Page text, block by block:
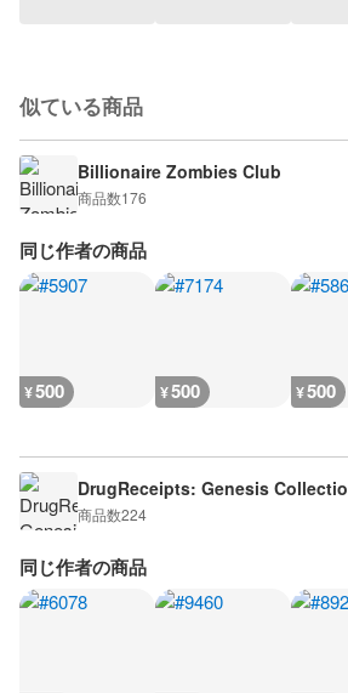
似ている商品
Billionaire Zombies Club
商品数176
同じ作者の商品
¥500 ¥500 ¥500
DrugReceipts: Genesis
商品数224
同じ作者の商品